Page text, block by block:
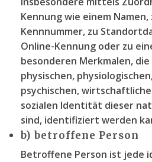
Kennung wie einem
Kennnummer, zu
Online-Kennung oder zu
besonderen Merkmalen,
physischen,
psychischen,
sozialen Identität dieser
sind, identifiziert werden
b) betroffene Person
Betroffene Person ist jede